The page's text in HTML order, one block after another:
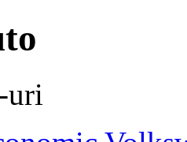
uri